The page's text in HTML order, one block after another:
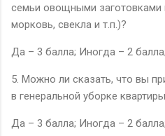
семьи овощными заготовками
морковь, свекла и т.п.)?
Да – 3 балла; Иногда – 2
5. Можно ли сказать, что вы
в генеральной уборке
Да – 3 балла; Иногда – 2